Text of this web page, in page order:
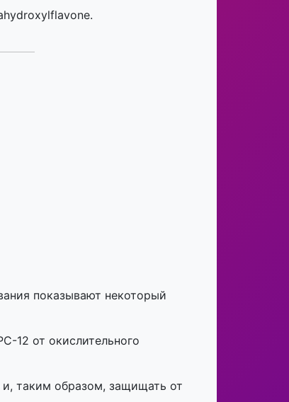
показывают некоторый
12 от окислительного
таким образом, защищать от